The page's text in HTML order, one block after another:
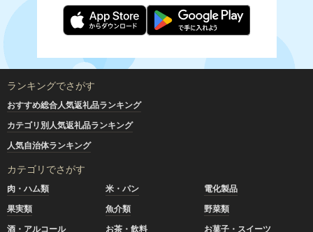
ランキングでさがす
おすすめ総合人気返礼品ランキング
カテゴリ別人気返礼品ランキング
人気自治体ランキング
カテゴリでさがす
肉・ハム類 米・パン
電化製品
果実類
魚介類
野菜類
酒・アルコール
お茶・飲料
お菓子・スイーツ